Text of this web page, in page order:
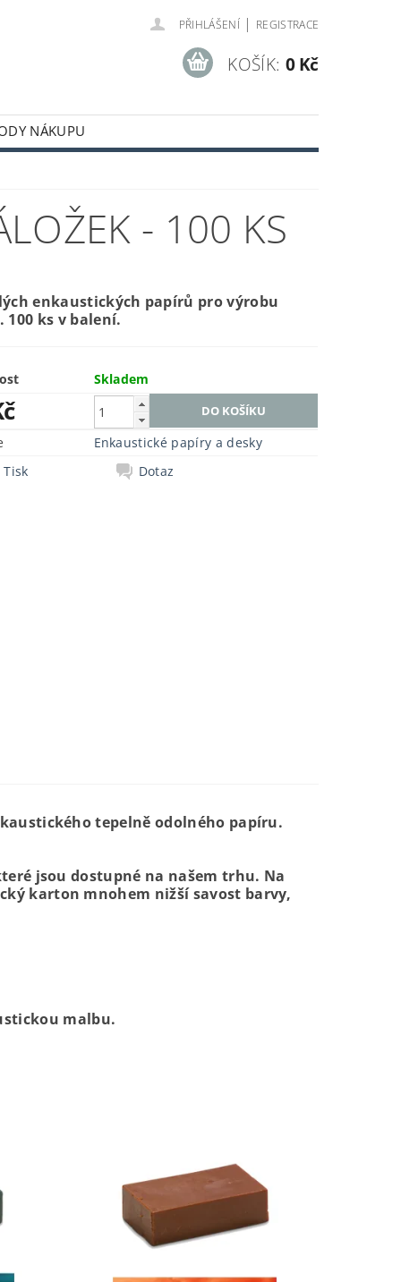
PŘIHLÁŠENÍ | REGISTRACE
KOŠÍK: 0 Kč
NÁKUPU
- 100 KS
enkaustických papírů pro výrobu
100 ks v balení.
Skladem
Enkaustické papíry a desky
Tisk
Dotaz
tepelně odolného papíru.
jsou dostupné na našem trhu. Na
karton mnohem nižší savost barvy,
malbu.